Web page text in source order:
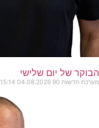
הבוקר של יום שלישי
מערכת חדשות 90 04.08.2026
15:14